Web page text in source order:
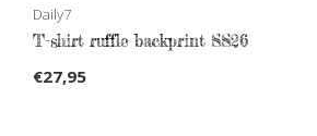
Daily7
T-shirt ruffle backprint SS26
€27,95